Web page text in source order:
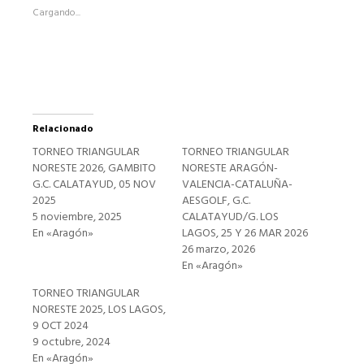
en
Cargando...
Relacionado
TORNEO TRIANGULAR
NORESTE 2026, GAMBITO
G.C. CALATAYUD, 05 NOV
2025
5 noviembre, 2025
En «Aragón»
TORNEO TRIANGULAR
NORESTE ARAGÓN-
VALENCIA-CATALUÑA-
AESGOLF, G.C.
CALATAYUD/G. LOS
LAGOS, 25 Y 26 MAR 2026
26 marzo, 2026
En «Aragón»
TORNEO TRIANGULAR
NORESTE 2025, LOS LAGOS,
9 OCT 2024
9 octubre, 2024
En «Aragón»